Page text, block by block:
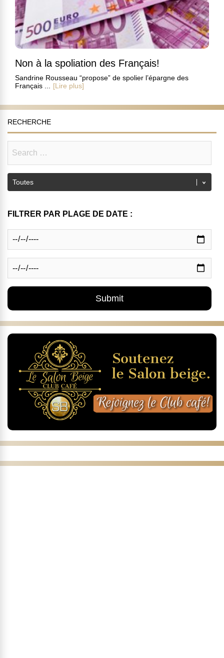
Non à la spoliation des Français!
Sandrine Rousseau “propose” de spolier l’épargne des
Français ...
[Lire plus]
RECHERCHE
FILTRER PAR PLAGE DE DATE :